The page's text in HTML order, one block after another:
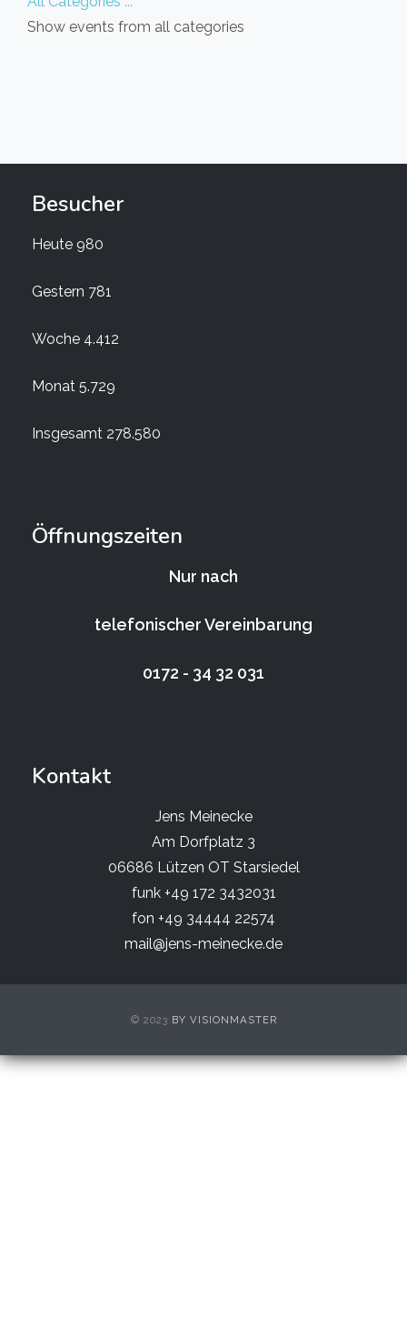
All Categories ...
Show events from all categories
Besucher
Heute 980
Gestern 781
Woche 4.412
Monat 5.729
Insgesamt 278.580
Öffnungszeiten
Nur nach
telefonischer Vereinbarung
0172 - 34 32 031
Kontakt
Jens Meinecke
Am Dorfplatz 3
06686 Lützen OT Starsiedel
funk +49 172 3432031
fon +49 34444 22574
mail@jens-meinecke.de
© 2023